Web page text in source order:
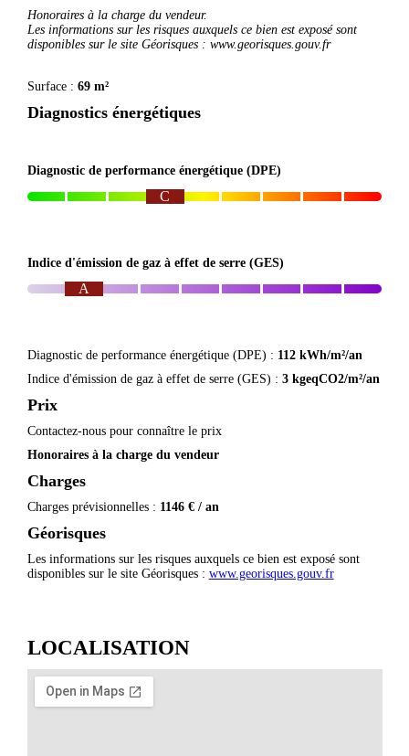
Honoraires à la charge du vendeur.
Les informations sur les risques auxquels ce bien est exposé sont
disponibles sur le site Géorisques : www.georisques.gouv.fr
Surface : 69 m²
Diagnostics énergétiques
Diagnostic de performance énergétique (DPE)
C
Indice d'émission de gaz à effet de serre (GES)
A
Diagnostic de performance énergétique (DPE) : 112 kWh/m²/an
Indice d'émission de gaz à effet de serre (GES) : 3 kgeqCO2/m²/an
Prix
Contactez-nous pour connaître le prix
Honoraires à la charge du vendeur
Charges
Charges prévisionnelles : 1146 € / an
Géorisques
Les informations sur les risques auxquels ce bien est exposé sont
disponibles sur le site Géorisques : www.georisques.gouv.fr
LOCALISATION